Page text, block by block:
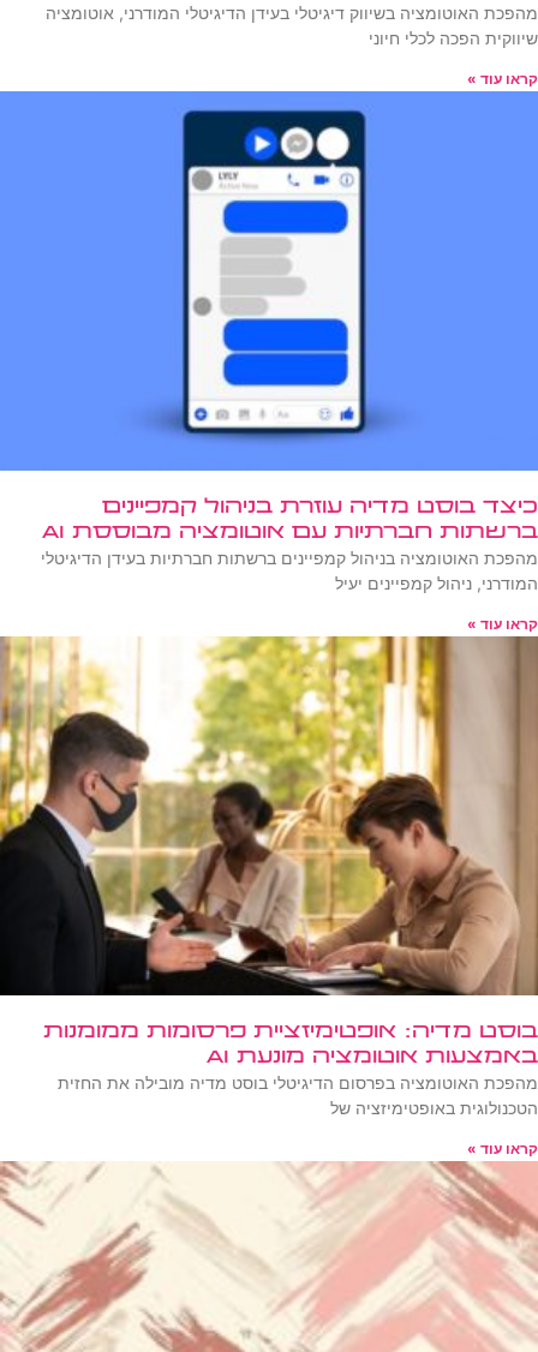
מהפכת האוטומציה בשיווק דיגיטלי בעידן הדיגיטלי המודרני, אוטומציה
שיווקית הפכה לכלי חיוני
קראו עוד »
כיצד בוסט מדיה עוזרת בניהול קמפיינים
ברשתות חברתיות עם אוטומציה מבוססת AI
מהפכת האוטומציה בניהול קמפיינים ברשתות חברתיות בעידן הדיגיטלי
המודרני, ניהול קמפיינים יעיל
קראו עוד »
בוסט מדיה: אופטימיזציית פרסומות ממומנות
באמצעות אוטומציה מונעת AI
מהפכת האוטומציה בפרסום הדיגיטלי בוסט מדיה מובילה את החזית
הטכנולוגית באופטימיזציה של
קראו עוד »